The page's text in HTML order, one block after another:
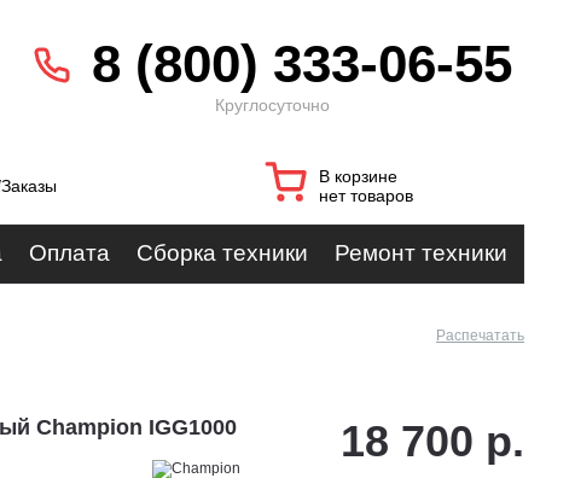
8 (800) 333-06-55
Круглосуточно
В корзине
нет товаров
Оплата Сборка техники Ремонт техники
Распечатать
Champion IGG1000 18 700 р.